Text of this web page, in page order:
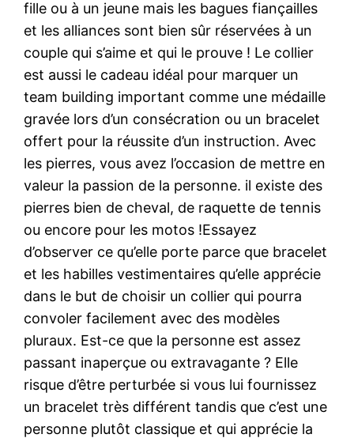
fille ou à un jeune mais les bagues fiançailles
et les alliances sont bien sûr réservées à un
couple qui s’aime et qui le prouve ! Le collier
est aussi le cadeau idéal pour marquer un
team building important comme une médaille
gravée lors d’un consécration ou un bracelet
offert pour la réussite d’un instruction. Avec
les pierres, vous avez l’occasion de mettre en
valeur la passion de la personne. il existe des
pierres bien de cheval, de raquette de tennis
ou encore pour les motos !Essayez
d’observer ce qu’elle porte parce que bracelet
et les habilles vestimentaires qu’elle apprécie
dans le but de choisir un collier qui pourra
convoler facilement avec des modèles
pluraux. Est-ce que la personne est assez
passant inaperçue ou extravagante ? Elle
risque d’être perturbée si vous lui fournissez
un bracelet très différent tandis que c’est une
personne plutôt classique et qui apprécie la